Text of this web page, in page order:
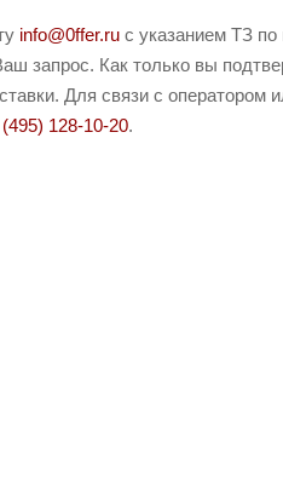
info@0ffer.ru с указанием ТЗ
запрос. Как только вы
Для связи с
128-10-20.